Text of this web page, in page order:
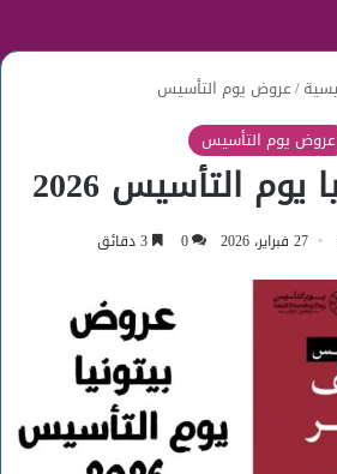
/عروض يوم التأسيس
عروض يوم التأسيس
التأسيس 2026
27 فبراير، 2026 0 3 دقائق